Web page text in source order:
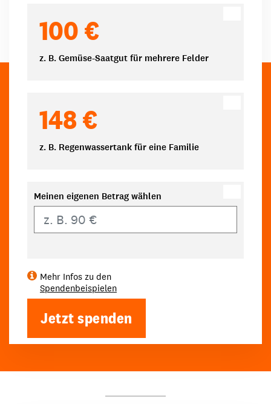
100 €
z. B. Gemüse-Saatgut für mehrere Felder
148 €
z. B. Regenwassertank für eine Familie
Meinen eigenen Betrag wählen
Mehr Infos zu den
Spendenbeispielen
Jetzt spenden